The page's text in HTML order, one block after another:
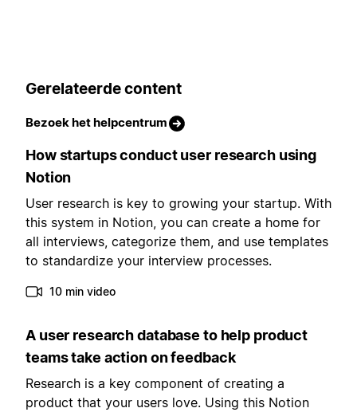
Gerelateerde content
Bezoek het helpcentrum
How startups conduct user research using
Notion
User research is key to growing your startup. With
this system in Notion, you can create a home for
all interviews, categorize them, and use templates
to standardize your interview processes.
10 min video
A user research database to help product
teams take action on feedback
Research is a key component of creating a
product that your users love. Using this Notion